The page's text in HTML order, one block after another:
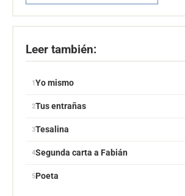
Leer también:
Yo mismo
Tus entrañas
Tesalina
Segunda carta a Fabián
Poeta